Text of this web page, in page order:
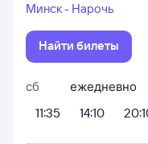
Минск - Нарочь
Найти билеты
сб
11:35
ежедневно
14:10